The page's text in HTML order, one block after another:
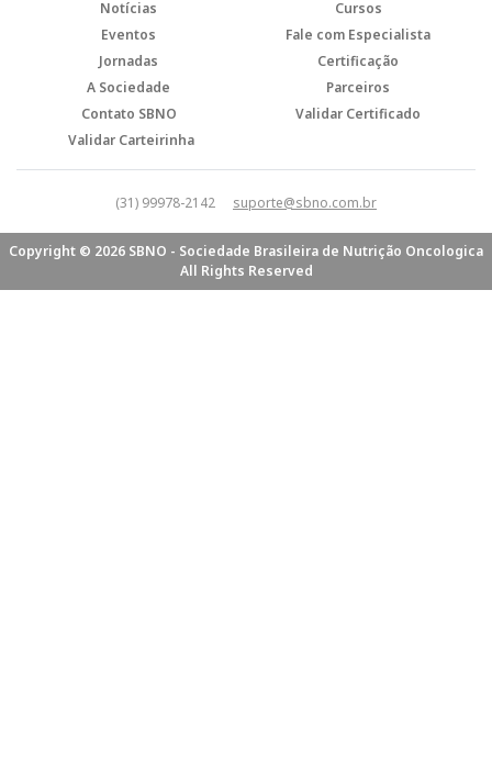
Notícias
Cursos
Eventos
Fale com Especialista
Jornadas
Certificação
A Sociedade
Parceiros
Contato SBNO
Validar Certificado
Validar Carteirinha
(31) 99978-2142 suporte@sbno.com.br
Copyright © 2026 SBNO - Sociedade Brasileira de Nutrição Oncologica
All Rights Reserved